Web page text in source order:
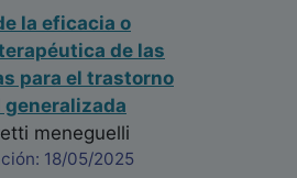
la eficacia o
de las
para el trastorno
generalizada
meneguelli
18/05/2025